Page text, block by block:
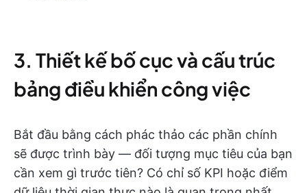
3. Thiết kế bố cục và cấu trúc
bảng điều khiển công việc
Bắt đầu bằng cách phác thảo các phần chính
sẽ được trình bày — đối tượng mục tiêu của bạn
cần xem gì trước tiên? Có chỉ số KPI hoặc điểm